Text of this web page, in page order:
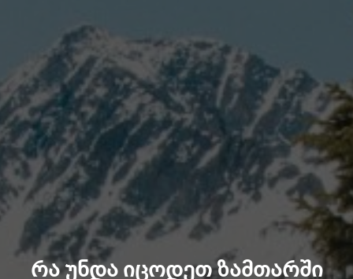
რა უნდა იცოდეთ ზამთარში